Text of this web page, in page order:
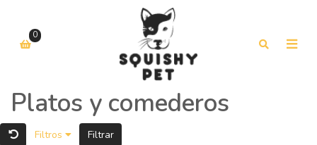
0
Platos y comederos
Filtros
Filtrar